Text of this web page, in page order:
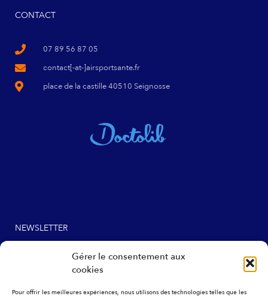
Gérer le consentement aux
cookies
Pour offrir les meilleures expériences, nous utilisons des technologies telles que les
CONTACT
07 89 56 87 05
contact[-at-]airsportsante.fr
place de la castille 40510 Seignosse
NEWSLETTER